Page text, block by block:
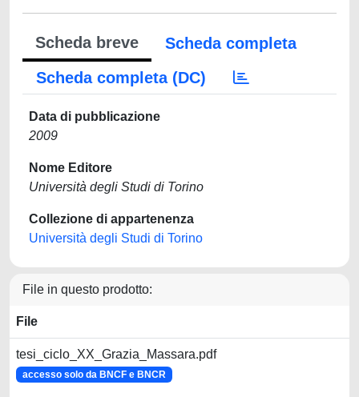
Scheda breve
Scheda completa
Scheda completa (DC)
Data di pubblicazione
2009
Nome Editore
Università degli Studi di Torino
Collezione di appartenenza
Università degli Studi di Torino
File in questo prodotto:
File
tesi_ciclo_XX_Grazia_Massara.pdf
accesso solo da BNCF e BNCR